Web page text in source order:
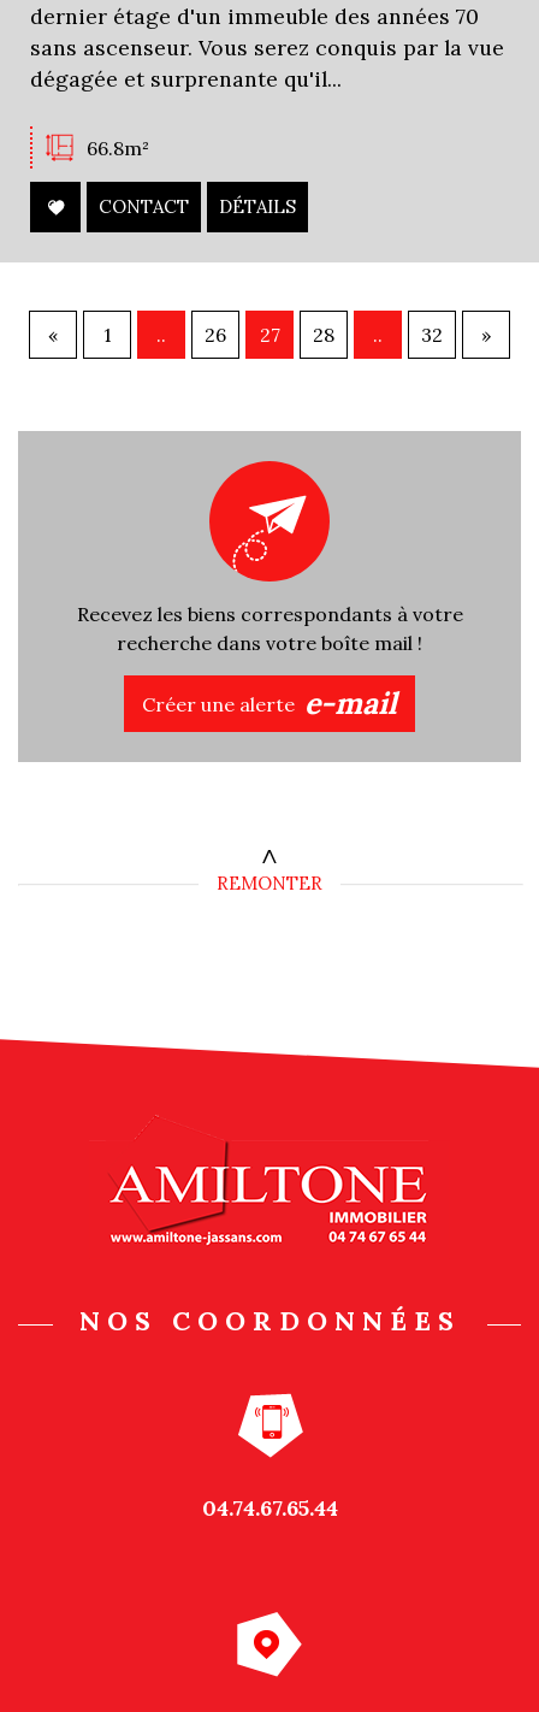
dernier étage d'un immeuble des années 70
sans ascenseur. Vous serez conquis par la vue
dégagée et surprenante qu'il...
66.8m²
CONTACT DÉTAILS
« 1 .. 26 27 28 .. 32 »
Recevez les biens correspondants à votre
recherche dans votre boîte mail !
Créer une alerte e-mail
REMONTER
NOS COORDONNÉES
04.74.67.65.44